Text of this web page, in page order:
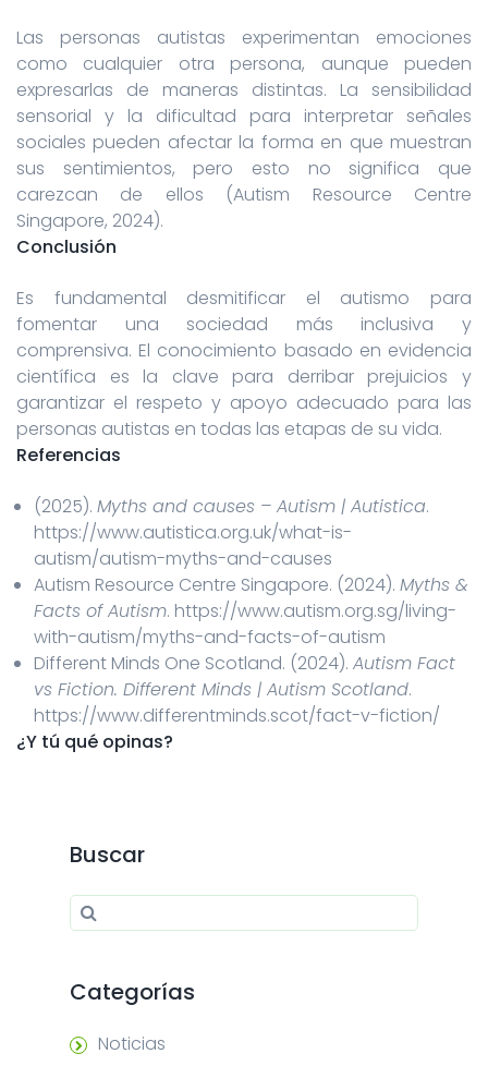
Las personas autistas experimentan emociones
como cualquier otra persona, aunque pueden
expresarlas de maneras distintas. La sensibilidad
sensorial y la dificultad para interpretar señales
sociales pueden afectar la forma en que muestran
sus sentimientos, pero esto no significa que
carezcan de ellos (Autism Resource Centre
Singapore, 2024).
Conclusión
Es fundamental desmitificar el autismo para
fomentar una sociedad más inclusiva y
comprensiva. El conocimiento basado en evidencia
científica es la clave para derribar prejuicios y
garantizar el respeto y apoyo adecuado para las
personas autistas en todas las etapas de su vida.
Referencias
(2025). Myths and causes – Autism | Autistica.
https://www.autistica.org.uk/what-is-
autism/autism-myths-and-causes
Autism Resource Centre Singapore. (2024). Myths &
Facts of Autism. https://www.autism.org.sg/living-
with-autism/myths-and-facts-of-autism
Different Minds One Scotland. (2024). Autism Fact
vs Fiction. Different Minds | Autism Scotland.
https://www.differentminds.scot/fact-v-fiction/
¿Y tú qué opinas?
Buscar
Search for:
Categorías
Noticias